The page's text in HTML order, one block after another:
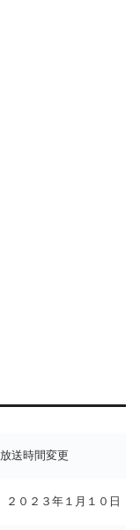
放送時間変更
０２３年１月１０日